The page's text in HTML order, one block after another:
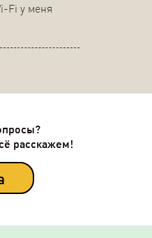
Fi у меня
расскажем!